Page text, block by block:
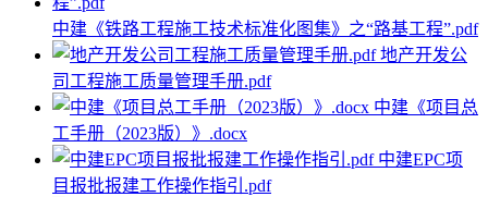
中建《铁路工程施工技术标准化图集》之“路基工程”.pdf
地产开发公
司工程施工质量管理手册.pdf
中建《项目总
工手册（2023版）》.docx
中建EPC项
目报批报建工作操作指引.pdf